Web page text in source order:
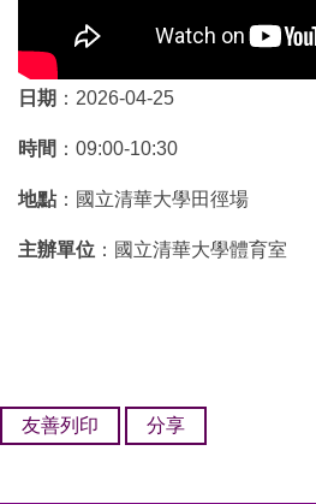
日期 ：2026-04-25
時間 ：09:00-10:30
地點 ：國立清華大學田徑場
主辦單位 ：國立清華大學體育室
友善列印 分享